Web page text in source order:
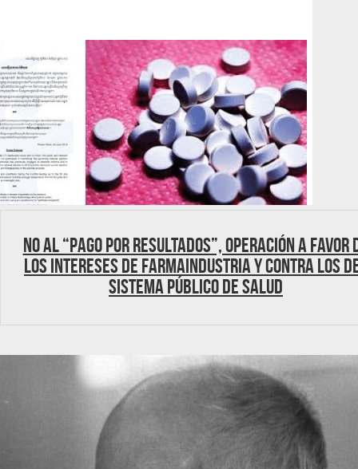
No al “pago por resultados”, operación a favor
los intereses de Farmaindustria y contra los
Sistema Público de Salud